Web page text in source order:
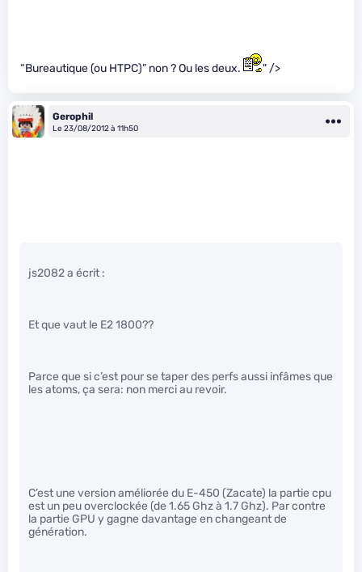
“Bureautique (ou HTPC)” non ? Ou les deux. " />
Gerophil
Le 23/08/2012 à 11h50
js2082 a écrit :
Et que vaut le E2 1800??
Parce que si c’est pour se taper des perfs aussi infâmes que
les atoms, ça sera: non merci au revoir.
C’est une version améliorée du E-450 (Zacate) la partie cpu
est un peu overclockée (de 1.65 Ghz à 1.7 Ghz). Par contre
la partie GPU y gagne davantage en changeant de
génération.